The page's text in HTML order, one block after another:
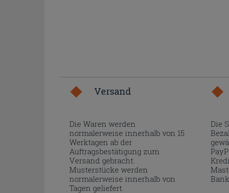
Versand
Die Waren werden
normalerweise innerhalb von 15
Werktagen ab der
Auftragsbestätigung zum
Versand gebracht.
Musterstücke werden
normalerweise innerhalb von
Tagen geliefert.
Die